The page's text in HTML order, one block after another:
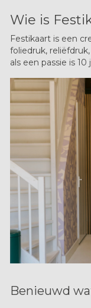
Wie is
Festikaart is een
foliedruk,
als een passie is 10
Benieuwd